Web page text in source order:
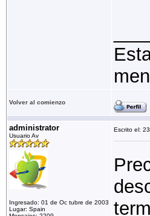
Volver al comienzo
administrator
Usuario Av
Ingresado: 01 de Oc tubre de 2003
Lugar: Spain
Escrito el: